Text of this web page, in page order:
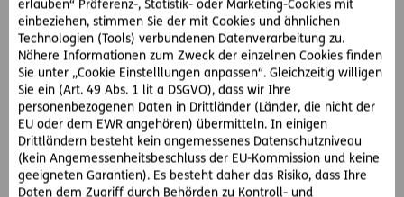
erlauben“ Präferenz-, Statistik- oder Marketing-Cookies mit
einbeziehen, stimmen Sie der mit Cookies und ähnlichen
Technologien (Tools) verbundenen Datenverarbeitung zu.
Nähere Informationen zum Zweck der einzelnen Cookies finden
Sie unter „Cookie Einstelllungen anpassen“. Gleichzeitig willigen
Sie ein (Art. 49 Abs. 1 lit a DSGVO), dass wir Ihre
personenbezogenen Daten in Drittländer (Länder, die nicht der
EU oder dem EWR angehören) übermitteln. In einigen
Drittländern besteht kein angemessenes Datenschutzniveau
(kein Angemessenheitsbeschluss der EU-Kommission und keine
geeigneten Garantien). Es besteht daher das Risiko, dass Ihre
Daten dem Zugriff durch Behörden zu Kontroll- und
Golfplatzbetreiber hat alle Verpflichtungen erfüllt, da die
Gefahrenquelle – der defekte Deckel - nicht zu sehen
gewesen ist. Eine ständige Kontrolle ist gewöhnlich nicht
nötig.
Der Fall kommt zum Obersten Gerichtshof.
So hat der OGH entschieden:
Nach § 1319 ABGB können laut OGH vom Betreiber nur